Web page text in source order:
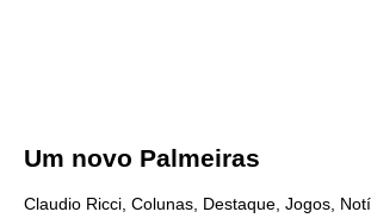
Um novo Palmeiras
Claudio Ricci, Colunas, Destaque, Jogos,